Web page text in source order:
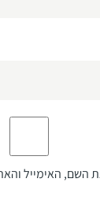
השם, האימייל